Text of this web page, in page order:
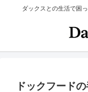
ダックスとの生活で困
ドックフード